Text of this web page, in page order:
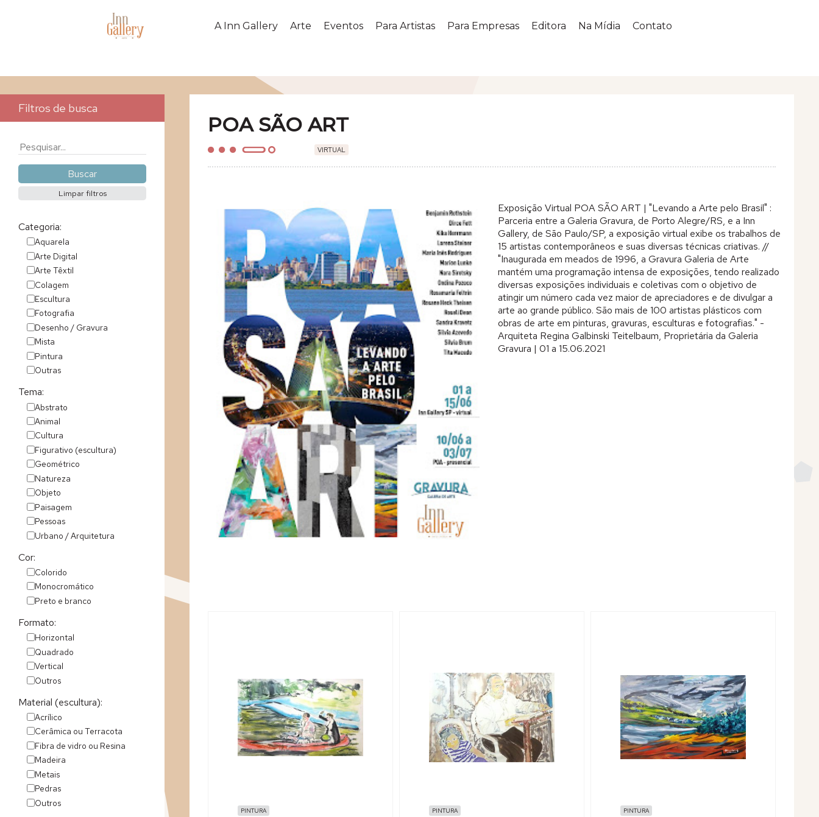
A Inn Gallery Arte Eventos Para Artistas Para Empresas Editora Na Mídia Contato
Filtros de busca
Categoria:
Aquarela
Arte Digital
Arte Têxtil
Colagem
Escultura
Fotografia
Desenho / Gravura
Mista
Pintura
Outras
Tema:
Abstrato
Animal
Cultura
Figurativo (escultura)
Geométrico
Natureza
Objeto
Paisagem
Pessoas
Urbano / Arquitetura
Cor:
Colorido
Monocromático
Preto e branco
Formato:
Horizontal
Quadrado
Vertical
Outros
Material (escultura):
Acrílico
Cerâmica ou Terracota
Fibra de vidro ou Resina
Madeira
Metais
Pedras
Outros
POA SÃO ART
VIRTUAL
Exposição Virtual POA SÃO ART | "Levando a Arte pelo Brasil" :
Parceria entre a Galeria Gravura, de Porto Alegre/RS, e a Inn
Gallery, de São Paulo/SP, a exposição virtual exibe os trabalhos de
15 artistas contemporâneos e suas diversas técnicas criativas. //
"Inaugurada em meados de 1996, a Gravura Galeria de Arte
mantém uma programação intensa de exposições, tendo realizado
diversas exposições individuais e coletivas com o objetivo de
atingir um número cada vez maior de apreciadores e de divulgar a
arte ao grande público. São mais de 100 artistas plásticos com
obras de arte em pinturas, gravuras, esculturas e fotografias." -
Arquiteta Regina Galbinski Teitelbaum, Proprietária da Galeria
Gravura | 01 a 15.06.2021
PINTURA PINTURA PINTURA